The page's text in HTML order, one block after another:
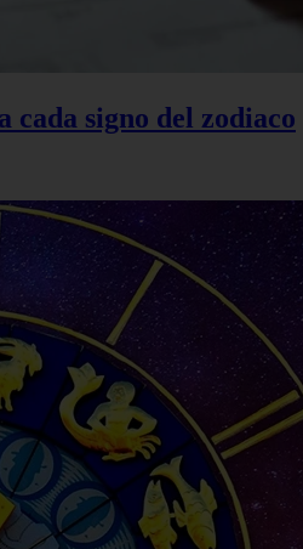
cada signo del zodiaco